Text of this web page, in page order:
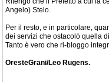
Angelo) Stelo.
Per il resto, e in particolare,
dei servizi che ostacolò quella
Tanto è vero che ri-bloggo
OresteGrani/Leo Rugens.